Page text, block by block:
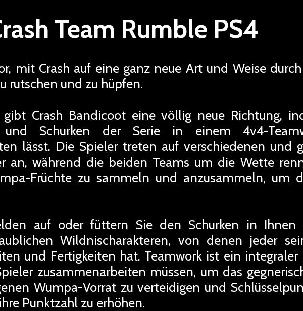
Team Rumble PS4
mit Crash auf eine ganz neue Art und Weise
rutschen und zu hüpfen.
gibt Crash Bandicoot eine völlig neue Richtung,
und Schurken der Serie in einem 4v4-
lässt. Die Spieler treten auf verschiedenen und
an, während die beiden Teams um die Wette
Früchte zu sammeln und anzusammeln, um
auf oder füttern Sie den Schurken in Ihnen
Wildnischarakteren, von denen jeder
und Fertigkeiten hat. Teamwork ist ein
zusammenarbeiten müssen, um das
Wumpa-Vorrat zu verteidigen und
Punktzahl zu erhöhen.